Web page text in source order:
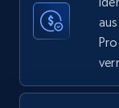
URL, Product